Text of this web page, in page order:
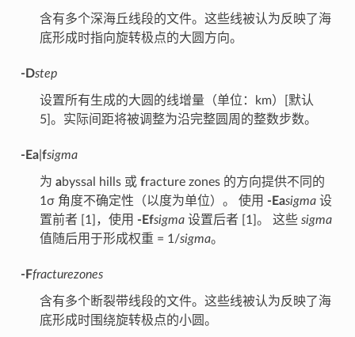
含有多个深海丘线段的文件。这些线被认为反映了海
底形成时指向旋转极点的大圆方向。
-Dstep
设置所有生成的大圆的线增量（单位：km）[默认
5]。实际间距将被调整为沿完整圆周的整数步数。
-Ea| fsigma
为 abyssal hills 或 fracture zones 的方向提供不同的
1σ 角度不确定性（以度为单位）。 使用 -Easigma设
置前者 [1]，使用 -Efsigma设置后者 [1]。 这些 sigma
值随后用于形成权重 = 1/sigma。
-Ffracturezones
含有多个断裂带线段的文件。这些线被认为反映了海
底形成时围绕旋转极点的小圆。